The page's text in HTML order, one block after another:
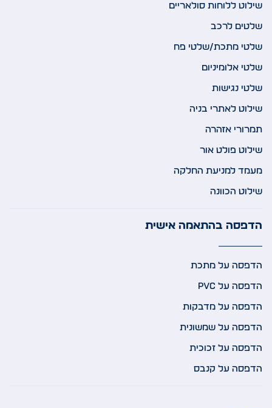
שילוט ללוחות סולאריים
שלטים לרכב
שלטי מתכת/שלטי פח
שלטי אלומיניום
שלטי נגישות
שילוט לאתרי בניה
תמרורי אזהרה
שילוט פולט אור
מעמד למניעת החלקה
שילוט הכוונה
הדפסה בהתאמה אישית
הדפסה על מתכת
הדפסה על PVC
הדפסה על מדבקות
הדפסה על שמשונית
הדפסה על זכוכית
הדפסה על קנבס